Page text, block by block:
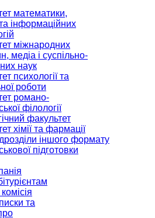
математики,
інформаційних
міжнародних
медіа і суспільно-
наук
психології та
роботи
романо-
філології
факультет
хімії та фармації
іншого формату
підготовки
та